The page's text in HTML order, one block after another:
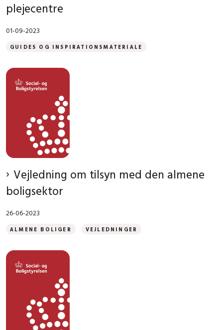
plejecentre
01-09-2023
GUIDES OG INSPIRATIONSMATERIALE
Vejledning om tilsyn med den almene
boligsektor
26-06-2023
ALMENE BOLIGER VEJLEDNINGER